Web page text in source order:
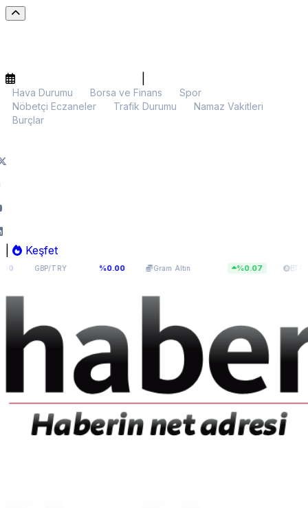
Hava Durumu Borsa ve Finans
Spor
Nöbetçi Eczaneler
Trafik Durumu
Namaz Vakitleri
Burçlar
Keşfet
TRY 64,131 %0.00 Gram Altın6.052,66 BTC$64.821,30